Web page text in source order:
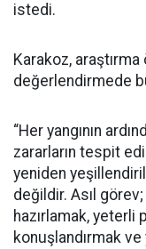
istedi.
Karakoz,
değerlendirmede
“Her yangının
zararların tespit
yeniden
değildir. Asıl
hazırlamak, yeterli
konuşlandırmak